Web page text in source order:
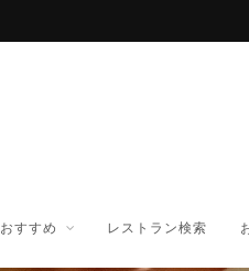
おすすめ レストラン検索